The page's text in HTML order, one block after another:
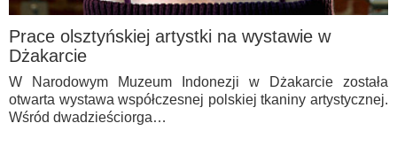
Prace olsztyńskiej artystki na wystawie w
Dżakarcie
W Narodowym Muzeum Indonezji w Dżakarcie została
otwarta wystawa współczesnej polskiej tkaniny artystycznej.
Wśród dwadzieściorga…